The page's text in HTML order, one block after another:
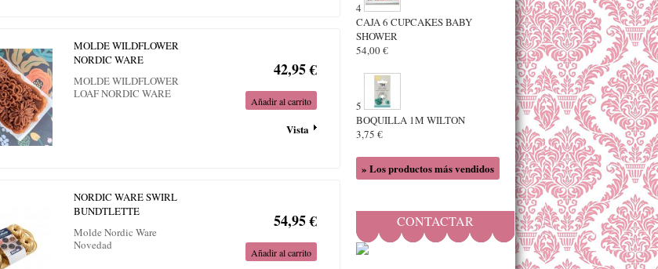
MOLDE WILDFLOWER
NORDIC WARE
MOLDE WILDFLOWER
LOAF NORDIC WARE
42,95 €
Añadir al carrito
Vista
NORDIC WARE SWIRL
BUNDTLETTE
Molde Nordic Ware
Novedad
54,95 €
Añadir al carrito
4
CAJA 6 CUPCAKES BABY
SHOWER
54,00 €
5
BOQUILLA 1M WILTON
3,75 €
» Los productos más vendidos
CONTACTAR